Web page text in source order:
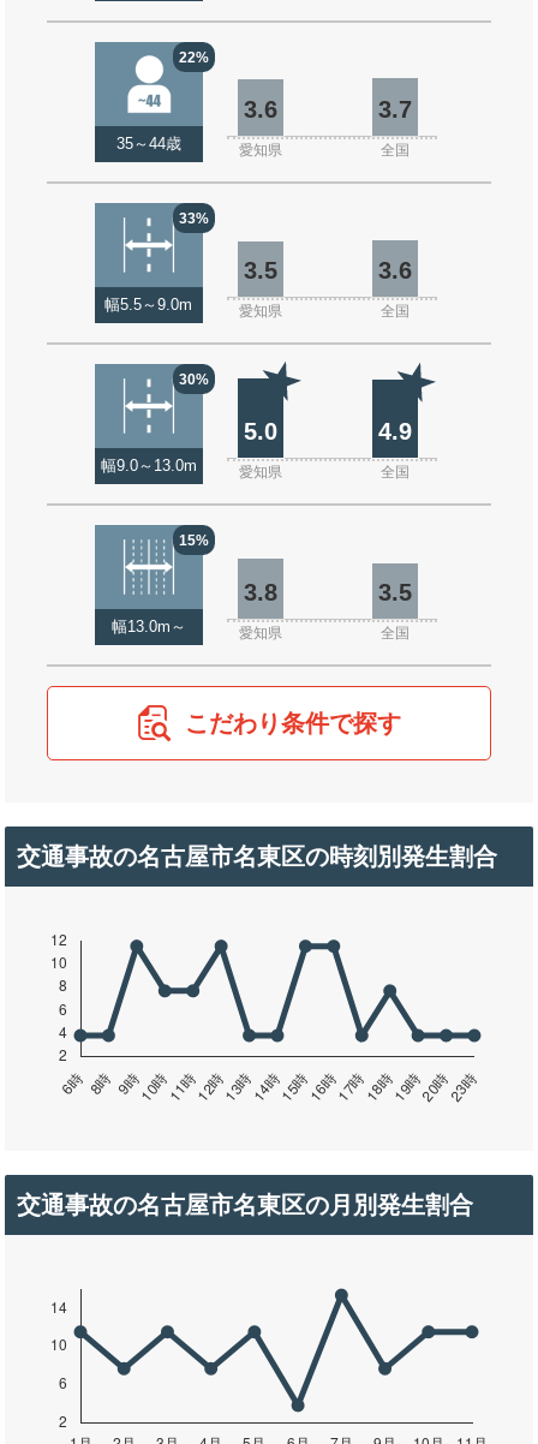
22%
35～44歳
3.6 3.7
愛知県 全国
33%
幅5.5～9.0m
3.5 3.6
愛知県 全国
30%
幅9.0～13.0m
5.0 4.9
愛知県 全国
15%
幅13.0m～
3.8 3.5
愛知県 全国
こだわり条件で探す
交通事故の名古屋市名東区の時刻別発生割合
交通事故の名古屋市名東区の月別発生割合